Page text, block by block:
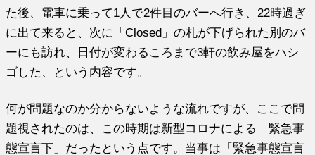
た後、電車に乗って1人で2件目のバーへ行き、22時過ぎ
に出て来ると、次に「Closed」の札が下げられた別のバ
ーにも訪れ、日付が変わるころまで3軒の飲み屋をハシ
ゴした、という内容です。
何が問題なのか分からないような流れですが、ここで問
題視されたのは、この時期は新型コロナによる「緊急事
態宣言下」だったという点です。当事は「緊急事態宣言